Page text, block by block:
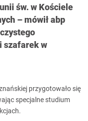
św. w Kościele
– mówił abp
szafarek w
przygotowało się
specjalne studium